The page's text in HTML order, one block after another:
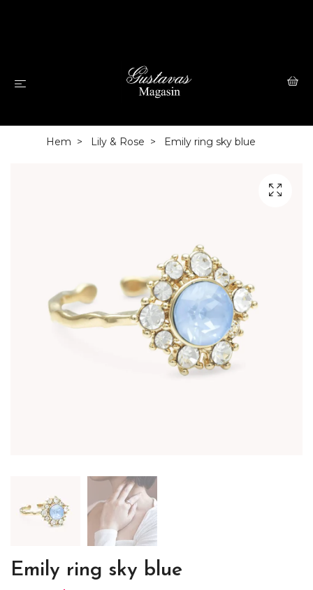
Hem Lily & Rose Emily ring sky blue
Emily ring sky blue